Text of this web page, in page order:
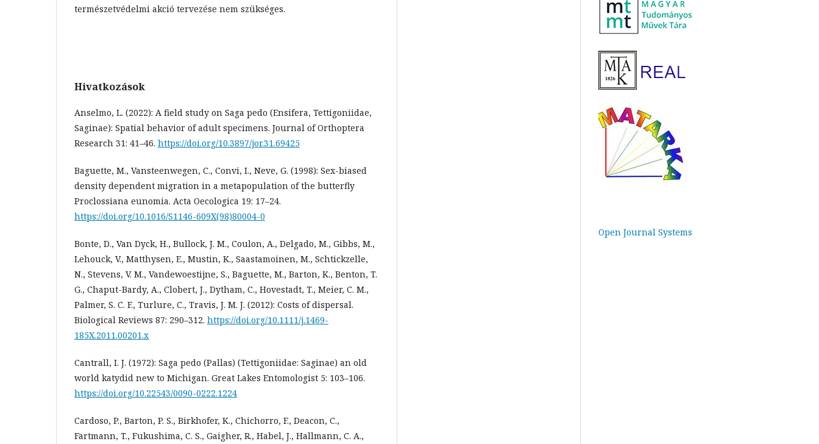
természetvédelmi akció tervezése nem szükséges.
Hivatkozások
Anselmo, L. (2022): A field study on Saga pedo (Ensifera, Tettigoniidae,
Saginae): Spatial behavior of adult specimens. Journal of Orthoptera
Research 31: 41–46. https://doi.org/10.3897/jor.31.69425
Baguette, M., Vansteenwegen, C., Convi, I., Neve, G. (1998): Sex-biased
density dependent migration in a metapopulation of the butterfly
Proclossiana eunomia. Acta Oecologica 19: 17–24.
https://doi.org/10.1016/S1146-609X(98)80004-0
Bonte, D., Van Dyck, H., Bullock, J. M., Coulon, A., Delgado, M., Gibbs, M.,
Lehouck, V., Matthysen, E., Mustin, K., Saastamoinen, M., Schtickzelle,
N., Stevens, V. M., Vandewoestijne, S., Baguette, M., Barton, K., Benton, T.
G., Chaput-Bardy, A., Clobert, J., Dytham, C., Hovestadt, T., Meier, C. M.,
Palmer, S. C. F., Turlure, C., Travis, J. M. J. (2012): Costs of dispersal.
Biological Reviews 87: 290–312. https://doi.org/10.1111/j.1469-
185X.2011.00201.x
Cantrall, I. J. (1972): Saga pedo (Pallas) (Tettigoniidae: Saginae) an old
world katydid new to Michigan. Great Lakes Entomologist 5: 103–106.
https://doi.org/10.22543/0090-0222.1224
Cardoso, P., Barton, P. S., Birkhofer, K., Chichorro, F., Deacon, C.,
Fartmann, T., Fukushima, C. S., Gaigher, R., Habel, J., Hallmann, C. A.,
Open Journal Systems